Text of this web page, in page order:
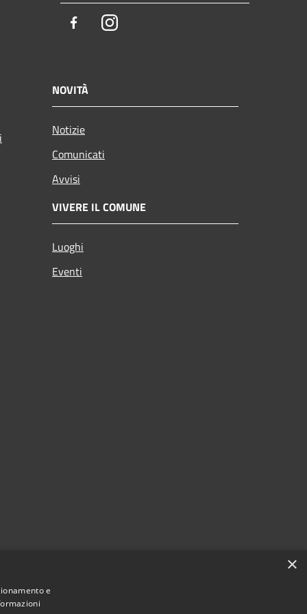
FacebookInstagram
NOVITÀ
Notizie
Comunicati
Avvisi
VIVERE IL COMUNE
Luoghi
Eventi
×
e